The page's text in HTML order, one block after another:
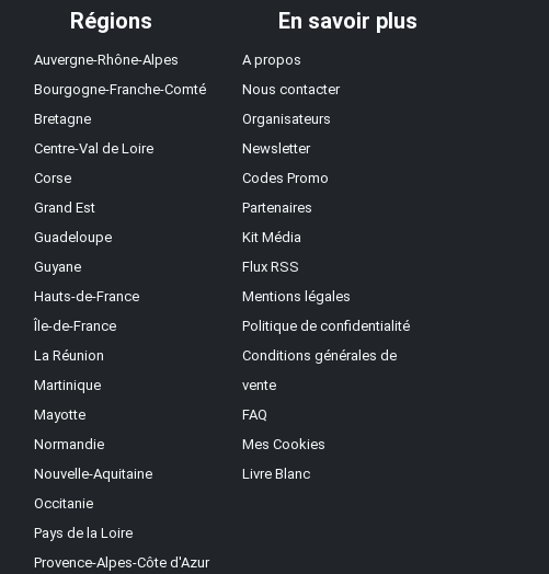
Régions
Auvergne-Rhône-Alpes
Bourgogne-Franche-Comté
Bretagne
Centre-Val de Loire
Corse
Grand Est
Guadeloupe
Guyane
Hauts-de-France
Île-de-France
La Réunion
Martinique
Mayotte
Normandie
Nouvelle-Aquitaine
Occitanie
Pays de la Loire
Provence-Alpes-Côte d'Azur
En savoir plus
A propos
Nous contacter
Organisateurs
Newsletter
Codes Promo
Partenaires
Kit Média
Flux RSS
Mentions légales
Politique de confidentialité
Conditions générales de
vente
FAQ
Mes Cookies
Livre Blanc